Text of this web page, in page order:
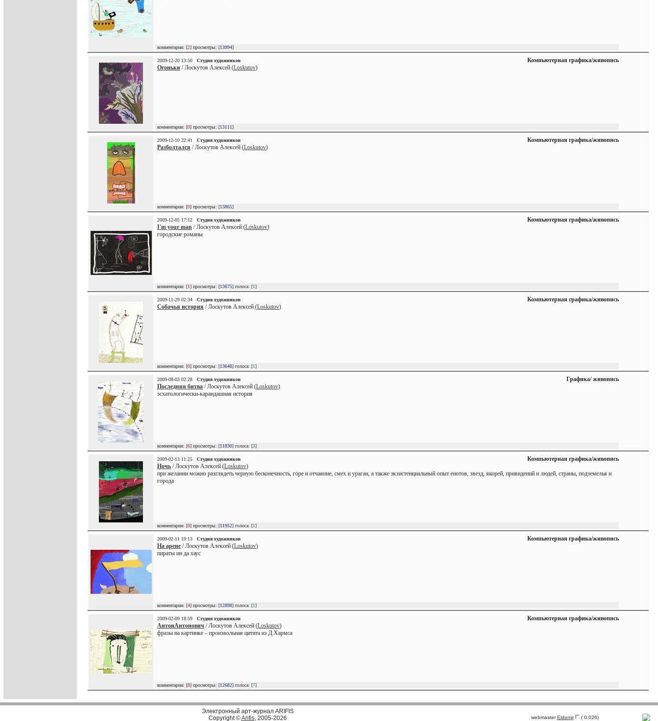
комментарии: [2] просмотры: [13994]
Компьютерная графика/живопись
2009-12-20 13:50 Студия художников
Огоньки / Лоскутов Алексей (Loskutov)
комментарии: [0] просмотры: [13111]
Компьютерная графика/живопись
2009-12-10 22:41 Студия художников
Разболтался / Лоскутов Алексей (Loskutov)
комментарии: [0] просмотры: [13865]
Компьютерная графика/живопись
2009-12-05 17:12 Студия художников
I'm your man / Лоскутов Алексей (Loskutov)
городские романы
комментарии: [1] просмотры: [13675] голоса: [1]
Компьютерная графика/живопись
2009-11-29 02:34 Студия художников
Собачья история / Лоскутов Алексей (Loskutov)
комментарии: [0] просмотры: [13648] голоса: [1]
Графика/ живопись
2009-08-03 02:28 Студия художников
Последняя битва / Лоскутов Алексей (Loskutov)
эсхатологически-карандашная история
комментарии: [6] просмотры: [11830] голоса: [3]
Компьютерная графика/живопись
2009-02-13 11:25 Студия художников
Ночь / Лоскутов Алексей (Loskutov)
при желании можно разглядеть черную бесконечность, горе и отчаяние, смех и ураган, а также экзистенциальный опыт енотов, звезд, якорей, привидений и людей, страны, подземелья и
города
комментарии: [0] просмотры: [11952] голоса: [1]
Компьютерная графика/живопись
2009-02-11 19:13 Студия художников
На арене / Лоскутов Алексей (Loskutov)
пираты ин да хаус
комментарии: [4] просмотры: [12898] голоса: [1]
Компьютерная графика/живопись
2009-02-09 18:59 Студия художников
АнтонАнтонович / Лоскутов Алексей (Loskutov)
фразы на картинке – произвольная цитата из Д.Хармса
комментарии: [8] просмотры: [12682] голоса: [7]
Электронный арт-журнал ARIFIS
Copyright ©Arifis, 2005-2026 webmasterEldemir ( 0.026)